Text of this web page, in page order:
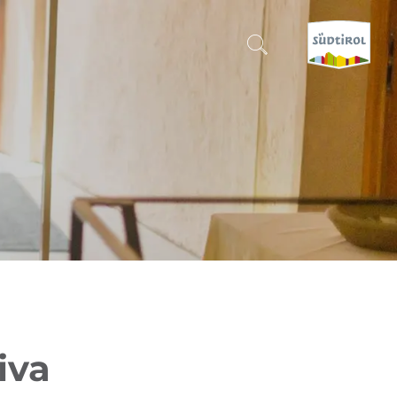
CERCA E PRENOTA
QUANDO?